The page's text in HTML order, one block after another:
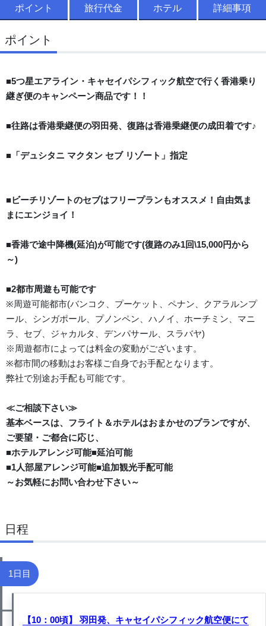
ポイント 旅行代金 ホテル 詳細事項
ポイント
■5つ星エアライン・キャセイパシフィック航空で行く香港乗り
継ぎ便のキャンペーン商品です！！
■往路は香港乗継便の羽田発、復路は香港乗継便の成田着です♪
■「デュシタニ マクタン セブ リゾート」指定
■ビーチリゾートのセブはフリープランもオススメ！自由気ま
まにエンジョイ！
■香港で途中降機(延泊)が可能です(復路のみ1回\15,000円から
～)
■2都市周遊も可能です
※周遊可能都市(バンコク、プーケット、ペナン、クアラルンプ
ール、シンガポール、プノンペン、ハノイ、ホーチミン、マニ
ラ、セブ、ジャカルタ、デンパサール、スラバヤ)
※周遊都市によっては料金の変動がございます。
※都市間の移動はお客様ご自身でお手配となります。
弊社で別途お手配も可能です。
≪ご相談下さい≫
基本ベースは、フライト＆ホテルはおまかせのプランですが、
ご要望・ご都合に応じ、
■ホテルアレンジ可能■延泊可能
■1人部屋アレンジ可能■追加観光手配可能
～お気軽にお問い合わせ下さい～
日程
1日目
【10：00頃】 羽田発、キャセイパシフィック航空便にて